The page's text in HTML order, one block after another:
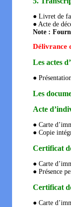
● Livret de
● Acte de
Note :
Délivrance
Les actes
●
Les
Acte
● Carte
● Copie
Certificat
● Carte
● Présence
Certificat
● Carte